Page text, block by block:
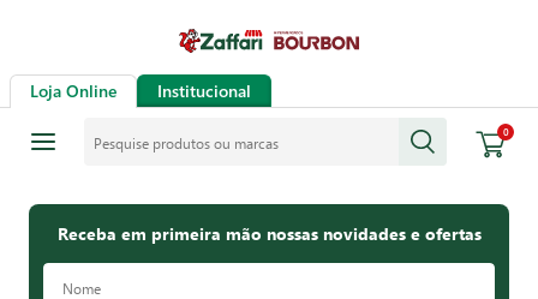
Loja Online Institucional
0
Receba em primeira mão nossas novidades e ofertas